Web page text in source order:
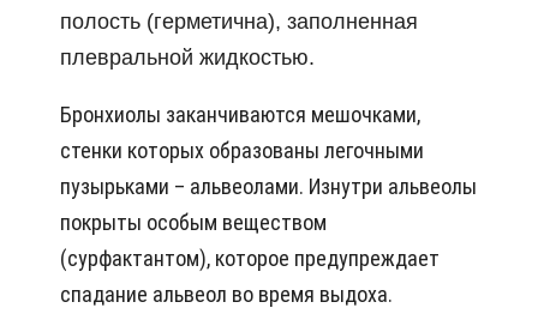
полость (герметична), заполненная
плевральной жидкостью.
Бронхиолы заканчиваются мешочками,
стенки которых образованы легочными
пузырьками – альвеолами. Изнутри альвеолы
покрыты особым веществом
(сурфактантом), которое предупреждает
спадание альвеол во время выдоха.